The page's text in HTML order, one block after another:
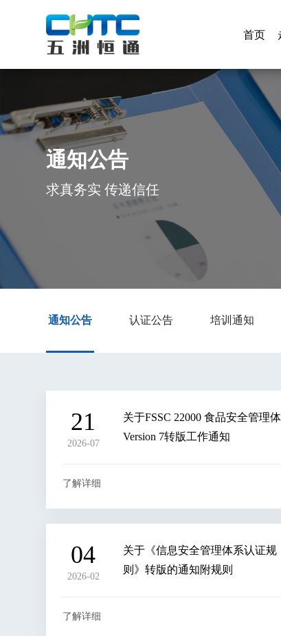
首页
通知公告
求真务实 传递信任
通知公告 认证公告 培训通知
21
2026-07
关于FSSC 22000 食品安全管理
Version 7转版工作通知
了解详细
04
2026-02
关于《信息安全管理体系认证规
则》转版的通知附规则
了解详细